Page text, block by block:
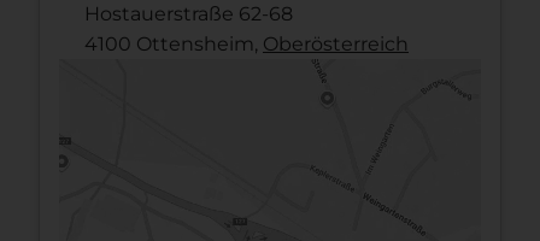
Hostauerstraße 62-68
4100 Ottensheim, Ober­österreich